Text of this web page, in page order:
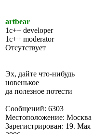
artbear
1c++ developer
1c++ moderator
Отсутствует
Эх, дайте что-нибудь
новенькое
да полезное потести
Сообщений: 6303
Местоположение: Москва
Зарегистрирован: 19. Мая